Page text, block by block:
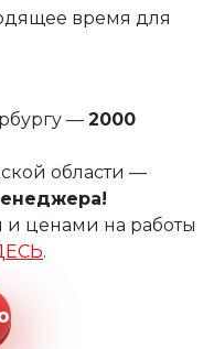
время для
— 2000
области —
ценами на работы
.